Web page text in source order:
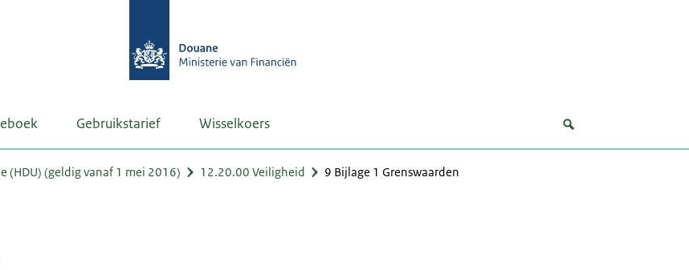
Gebruikstarief Wisselkoers
(HDU) (geldig vanaf 1 mei 2016) 12.20.00 Veiligheid 9 Bijlage 1 Grenswaarden